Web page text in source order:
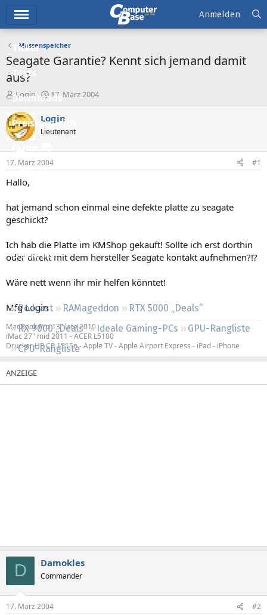
Ticker
Tests
Downloads
Preisvergleich
Forum
Aktuelles
Neue Beiträge
Leserartikel
Podcast RAMageddon
RTX 5000 „Deals“
RX 9000 „Deals“
Ideale Gaming-PCs
GPU-Rangliste
CPU-Rangliste
Anmelden
Massenspeicher
Seagate Garantie? Kennt sich jemand damit
aus?
E
r
s
t
e
e
r
Login
E
r
s
t
e
l
t
17. März 2004
Login
Lieutenant
17. März 2004 #1
Hallo,
hat jemand schon einmal eine defekte platte zu seagate
geschickt?
Ich hab die Platte im KMShop gekauft! Sollte ich erst dorthin
oder direkt mit dem hersteller Seagate kontakt aufnehmen?!?
Wäre nett wenn ihr mir helfen könntet!
Mfg Login
MacBook Pro 13" late 2010
iMac 27" mid 2011 - ACER L5100
Drucker HP CP 1515n - Apple TV - Apple Airport Express - iPad - iPhone
D Damokles
Commander
17. März 2004 #2